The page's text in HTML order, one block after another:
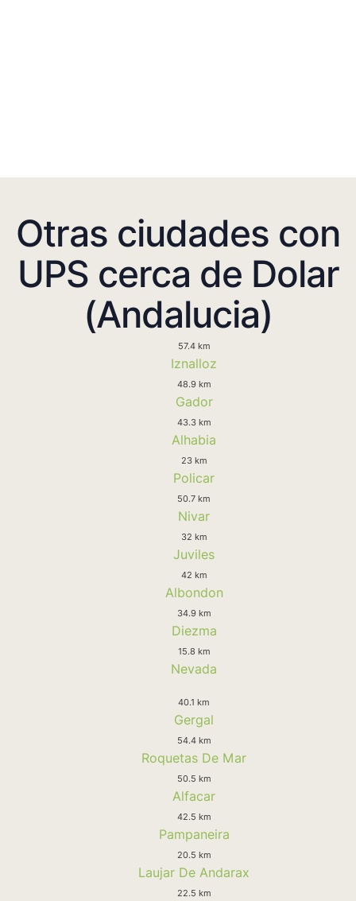
Otras ciudades con
UPS cerca de Dolar
(Andalucia)
57.4 km
Iznalloz
48.9 km
Gador
43.3 km
Alhabia
23 km
Policar
50.7 km
Nivar
32 km
Juviles
42 km
Albondon
34.9 km
Diezma
15.8 km
Nevada
40.1 km
Gergal
54.4 km
Roquetas De Mar
50.5 km
Alfacar
42.5 km
Pampaneira
20.5 km
Laujar De Andarax
22.5 km